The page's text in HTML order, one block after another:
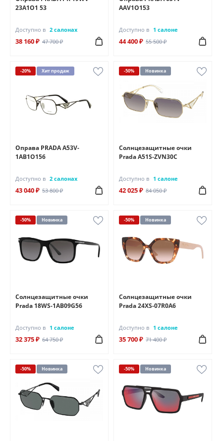
23A1O1 53
Доступно в 2 салонах
38 160 ₽ 47 700 ₽
AAV1O153
Доступно в 1 салоне
44 400 ₽ 55 500 ₽
-20% Хит продаж
Оправа PRADA A53V-
1AB1O156
Доступно в 2 салонах
43 040 ₽ 53 800 ₽
-50% Новинка
Солнцезащитные очки
Prada A51S-ZVN30С
Доступно в 1 салоне
42 025 ₽ 84 050 ₽
-50% Новинка
Солнцезащитные очки
Prada 18WS-1AB09G56
Доступно в 1 салоне
32 375 ₽ 64 750 ₽
-50% Новинка
Солнцезащитные очки
Prada 24XS-07R0A6
Доступно в 1 салоне
35 700 ₽ 71 400 ₽
-50% Новинка -50% Новинка